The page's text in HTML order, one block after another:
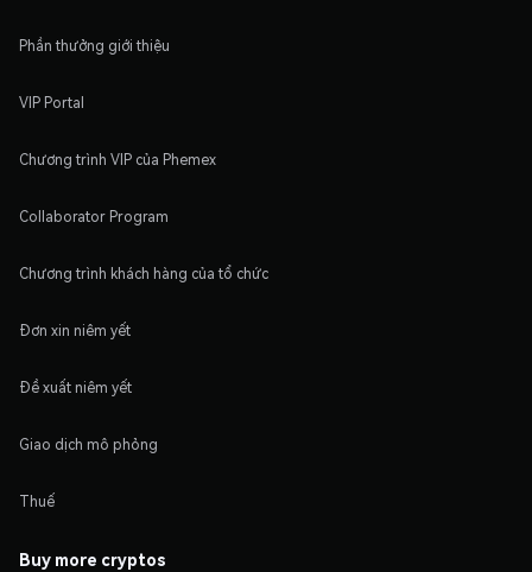
Phần thưởng giới thiệu
VIP Portal
Chương trình VIP của Phemex
Collaborator Program
Chương trình khách hàng của tổ chức
Đơn xin niêm yết
Đề xuất niêm yết
Giao dịch mô phỏng
Thuế
Buy more cryptos